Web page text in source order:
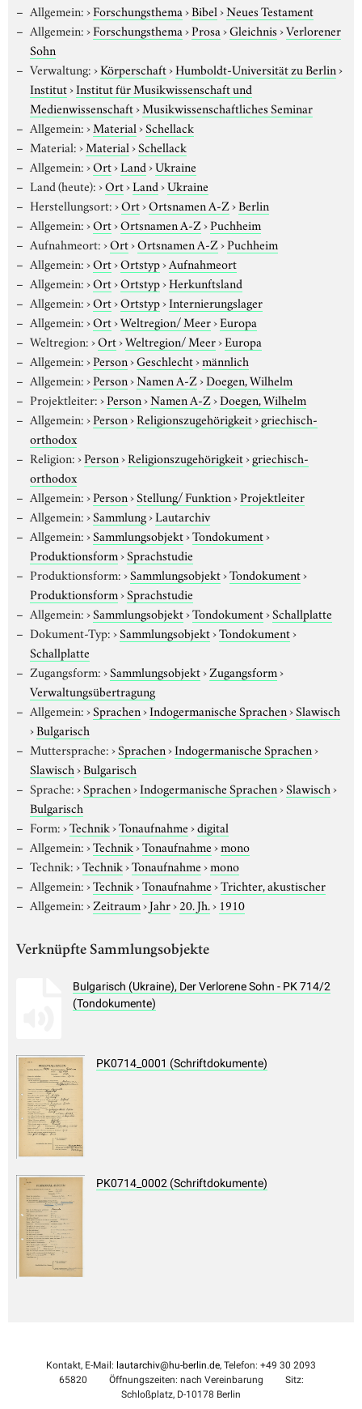
Allgemein:›Forschungsthema›Bibel›Neues Testament
Allgemein:›Forschungsthema›Prosa›Gleichnis›Verlorener
Sohn
Verwaltung:›Körperschaft›Humboldt-Universität zu Berlin›
Institut›Institut für Musikwissenschaft und
Medienwissenschaft›Musikwissenschaftliches Seminar
Allgemein:›Material›Schellack
Material:›Material›Schellack
Allgemein:›Ort›Land›Ukraine
Land (heute):›Ort›Land›Ukraine
Herstellungsort:›Ort›Ortsnamen A-Z›Berlin
Allgemein:›Ort›Ortsnamen A-Z›Puchheim
Aufnahmeort:›Ort›Ortsnamen A-Z›Puchheim
Allgemein:›Ort›Ortstyp›Aufnahmeort
Allgemein:›Ort›Ortstyp›Herkunftsland
Allgemein:›Ort›Ortstyp›Internierungslager
Allgemein:›Ort›Weltregion/ Meer›Europa
Weltregion:›Ort›Weltregion/ Meer›Europa
Allgemein:›Person›Geschlecht›männlich
Allgemein:›Person›Namen A-Z›Doegen, Wilhelm
Projektleiter:›Person›Namen A-Z›Doegen, Wilhelm
Allgemein:›Person›Religionszugehörigkeit›griechisch-
orthodox
Religion:›Person›Religionszugehörigkeit›griechisch-
orthodox
Allgemein:›Person›Stellung/ Funktion›Projektleiter
Allgemein:›Sammlung›Lautarchiv
Allgemein:›Sammlungsobjekt›Tondokument›
Produktionsform›Sprachstudie
Produktionsform:›Sammlungsobjekt›Tondokument›
Produktionsform›Sprachstudie
Allgemein:›Sammlungsobjekt›Tondokument›Schallplatte
Dokument-Typ:›Sammlungsobjekt›Tondokument›
Schallplatte
Zugangsform:›Sammlungsobjekt›Zugangsform›
Verwaltungsübertragung
Allgemein:›Sprachen›Indogermanische Sprachen›Slawisch
›Bulgarisch
Muttersprache:›Sprachen›Indogermanische Sprachen›
Slawisch›Bulgarisch
Sprache:›Sprachen›Indogermanische Sprachen›Slawisch›
Bulgarisch
Form:›Technik›Tonaufnahme›digital
Allgemein:›Technik›Tonaufnahme›mono
Technik:›Technik›Tonaufnahme›mono
Allgemein:›Technik›Tonaufnahme›Trichter, akustischer
Allgemein:›Zeitraum›Jahr›20. Jh.› 1910
Verknüpfte Sammlungsobjekte
Bulgarisch (Ukraine), Der Verlorene Sohn - PK 714/2
(Tondokumente)
PK0714_0001 (Schriftdokumente)
PK0714_0002 (Schriftdokumente)
Kontakt, E-Mail: lautarchiv@hu-berlin.de, Telefon: +49 30 2093
65820
Öffnungszeiten: nach Vereinbarung
Sitz:
Schloßplatz, D-10178 Berlin